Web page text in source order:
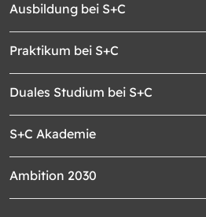
Ausbildung bei S+C
Praktikum bei S+C
Duales Studium bei S+C
S+C Akademie
Ambition 2030